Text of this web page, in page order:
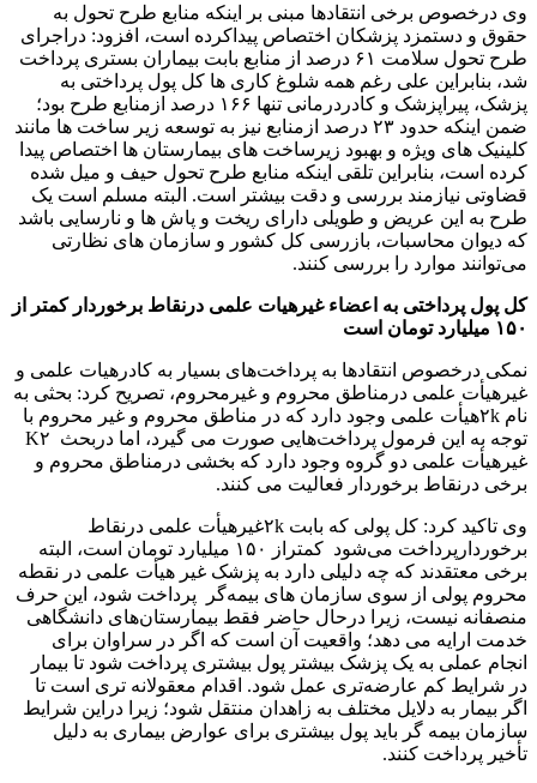
وی درخصوص برخی انتقادها مبنی بر اینکه منابع طرح تحول به
حقوق و دستمزد پزشکان اختصاص پیداکرده است، افزود: دراجرای
طرح تحول سلامت ۶۱ درصد از منابع بابت بیماران بستری پرداخت
شد، بنابراین علی رغم همه شلوغ کاری ها کل پول پرداختی به
پزشک، پیراپزشک و کادردرمانی تنها ۱۶۶ درصد ازمنابع طرح بود؛
ضمن اینکه حدود ۲۳ درصد ازمنابع نیز به توسعه زیر ساخت ها مانند
کلینیک های ویژه و بهبود زیرساخت های بیمارستان ها اختصاص پیدا
کرده است، بنابراین تلقی اینکه منابع طرح تحول حیف و میل شده
قضاوتی نیازمند بررسی و دقت بیشتر است. البته مسلم است یک
طرح به این عریض و طویلی دارای ریخت و پاش ها و نارسایی باشد
که دیوان محاسبات، بازرسی کل کشور و سازمان های نظارتی
می‌توانند موارد را بررسی کنند.
کل پول پرداختی به اعضاء غیرهیات علمی درنقاط برخوردار کمتر از
۱۵۰ میلیارد تومان است
نمکی درخصوص انتقادها به پرداخت‌های بسیار به کادرهیات علمی و
غیرهیأت علمی درمناطق محروم و غیرمحروم، تصریح کرد: بحثی به
نام ۲kهیأت علمی وجود دارد که در مناطق محروم و غیر محروم با
توجه به این فرمول پرداخت‌هایی صورت می گیرد، اما دربحث ۲
K
غیرهیأت علمی دو گروه وجود دارد که بخشی درمناطق محروم و
برخی درنقاط برخوردار فعالیت می کنند.
وی تاکید کرد: کل پولی که بابت ۲kغیرهیأت علمی درنقاط
برخوردارپرداخت می‌شود کمتراز ۱۵۰ میلیارد تومان است، البته
برخی معتقدند که چه دلیلی دارد به پزشک غیر هیأت علمی در نقطه
محروم پولی از سوی سازمان های بیمه‌گر پرداخت شود، این حرف
منصفانه نیست، زیرا درحال حاضر فقط بیمارستان‌های دانشگاهی
خدمت ارایه می دهد؛ واقعیت آن است که اگر در سراوان برای
انجام عملی به یک پزشک بیشتر پول بیشتری پرداخت شود تا بیمار
در شرایط کم عارضه‌تری عمل شود. اقدام معقولانه تری است تا
اگر بیمار به دلایل مختلف به زاهدان منتقل شود؛ زیرا دراین شرایط
سازمان بیمه گر باید پول بیشتری برای عوارض بیماری به دلیل
تأخیر پرداخت کنند.